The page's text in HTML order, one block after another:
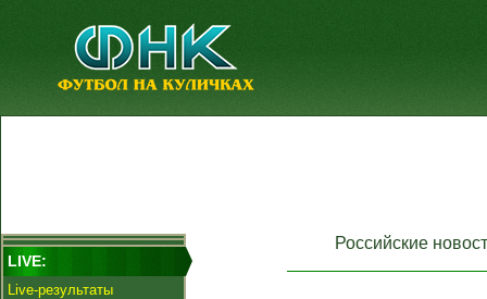
LIVE:
Live-результаты
Российские